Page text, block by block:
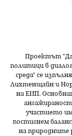
Проектът
политици в
среда" се
Лихтенщайн и
на ЕИП.
участието
постигнем
на природните